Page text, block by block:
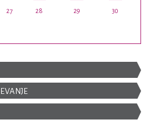
27 28 29 30